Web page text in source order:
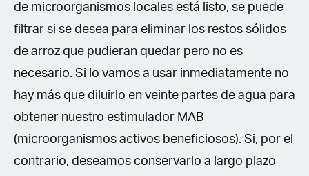
de microorganismos locales está listo, se puede
filtrar si se desea para eliminar los restos sólidos
de arroz que pudieran quedar pero no es
necesario. Si lo vamos a usar inmediatamente no
hay más que diluirlo en veinte partes de agua para
obtener nuestro estimulador MAB
(microorganismos activos beneficiosos). Si, por el
contrario, deseamos conservarlo a largo plazo